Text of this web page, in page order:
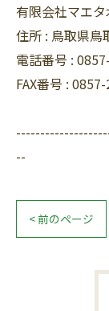
有限会社マエ
住所 : 鳥取県鳥
電話番号 :
FAX番号 :
--
< 前のページ